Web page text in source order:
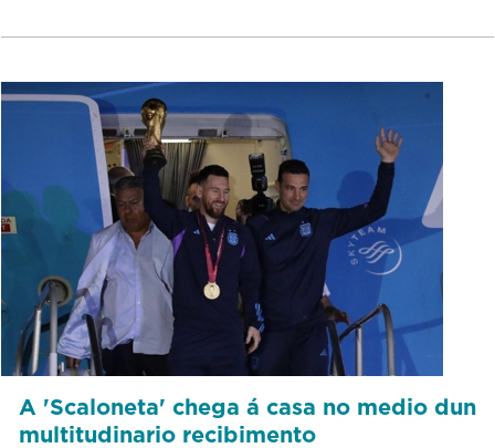
A 'Scaloneta' chega á casa no medio dun
multitudinario recibimento